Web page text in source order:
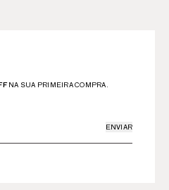
NA SUA PRIMEIRA COMPRA.
ENVIAR